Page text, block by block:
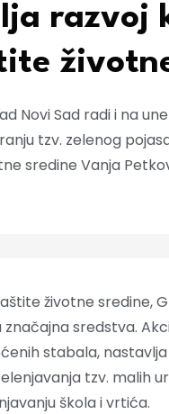
razvoj
Novi Sad radi i na
tzv. zelenog
sredine Vanja
životne sredine,
sredstva.
stabala,
tzv. malih
škola i vrtića.